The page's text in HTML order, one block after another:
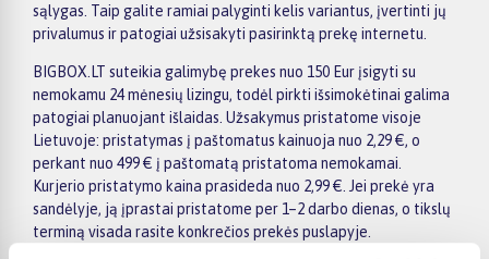
sąlygas. Taip galite ramiai palyginti kelis variantus, įvertinti jų
privalumus ir patogiai užsisakyti pasirinktą prekę internetu.
BIGBOX.LT suteikia galimybę prekes nuo 150 Eur įsigyti su
nemokamu 24 mėnesių lizingu, todėl pirkti išsimokėtinai galima
patogiai planuojant išlaidas. Užsakymus pristatome visoje
Lietuvoje: pristatymas į paštomatus kainuoja nuo 2,29 €, o
perkant nuo 499 € į paštomatą pristatoma nemokamai.
Kurjerio pristatymo kaina prasideda nuo 2,99 €. Jei prekė yra
sandėlyje, ją įprastai pristatome per 1–2 darbo dienas, o tikslų
terminą visada rasite konkrečios prekės puslapyje.